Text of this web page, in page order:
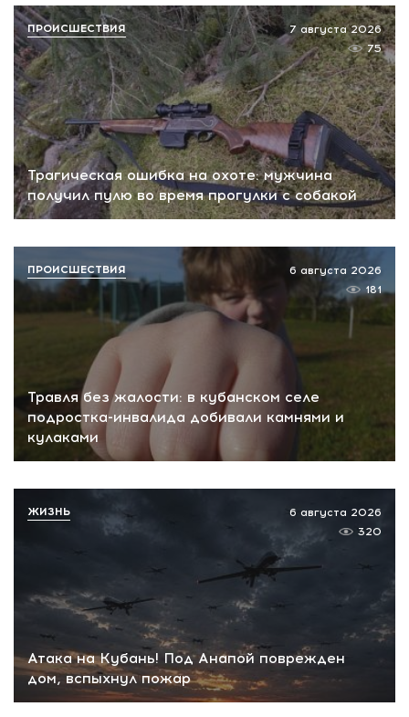
Трагическая ошибка на охоте: мужчина
получил пулю во время прогулки с собакой
7 августа 2026
75
ПРОИСШЕСТВИЯ
Травля без жалости: в кубанском селе
подростка-инвалида добивали камнями и
кулаками
6 августа 2026
181
ПРОИСШЕСТВИЯ
Атака на Кубань! Под Анапой поврежден
дом, вспыхнул пожар
6 августа 2026
320
ЖИЗНЬ